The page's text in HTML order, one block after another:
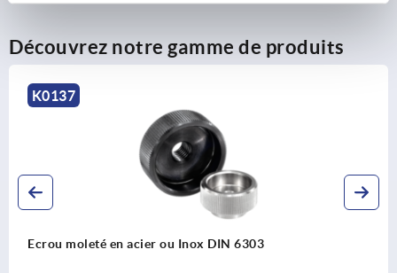
Découvrez notre gamme de produits
K0137
Ecrou moleté en acier ou Inox DIN 6303